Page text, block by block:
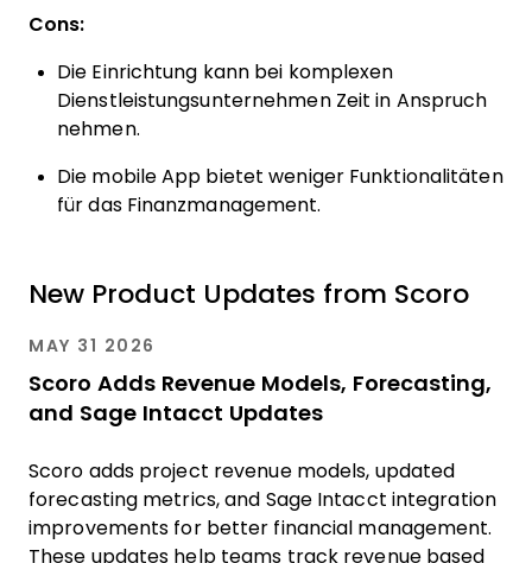
Cons:
Die Einrichtung kann bei komplexen
Dienstleistungsunternehmen Zeit in Anspruch
nehmen.
Die mobile App bietet weniger Funktionalitäten
für das Finanzmanagement.
New Product Updates from Scoro
MAY 31 2026
Scoro Adds Revenue Models, Forecasting,
and Sage Intacct Updates
Scoro adds project revenue models, updated
forecasting metrics, and Sage Intacct integration
improvements for better financial management.
These updates help teams track revenue based